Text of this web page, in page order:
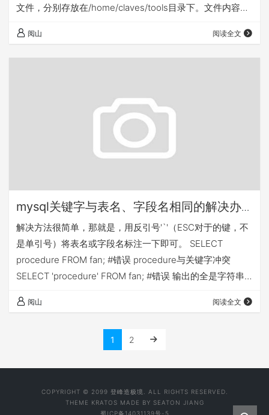
文件，分别存放在/home/claves/tools目录下。文件内容如
"min/avg/max" -c` if [ "$result" != "1" ]; then
date_tmp=`date` str_tmp="..........The host is…
阅山 阅读全文
mysql关键字与表名、字段名相同的解决办
法-日常笔记
解决方法很简单，那就是，用反引号'`'（ESC对于的键，不
是单引号）将表名或字段名标注一下即可。 SELECT
procedure FROM fan; #错误 procedure与关键字冲突
SELECT 'procedure' FROM fan; #错误 输出的全是字符串
阅山 阅读全文
1 2
COPYRIGHT © 2099 登峰造极境. ALL RIGHTS RESERVED.
THEME KRATOS MADE BY SEATON JIANG
蜀ICP备14031139号-5